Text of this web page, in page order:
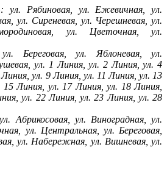
Рябиновая, ул. Ежевичная, ул.
ул. Сиреневая, ул. Черешневая, ул.
ул. Цветочная, ул.
Береговая, ул. Яблоневая, ул.
ул. 1 Линия, ул. 2 Линия, ул. 4
ул. 9 Линия, ул. 11 Линия, ул. 13
Линия, ул. 17 Линия, ул. 18 Линия,
ул. 22 Линия, ул. 23 Линия, ул. 28
Абрикосовая, ул. Виноградная, ул.
ул. Центральная, ул. Береговая,
ул. Набережная, ул. Вишневая, ул.